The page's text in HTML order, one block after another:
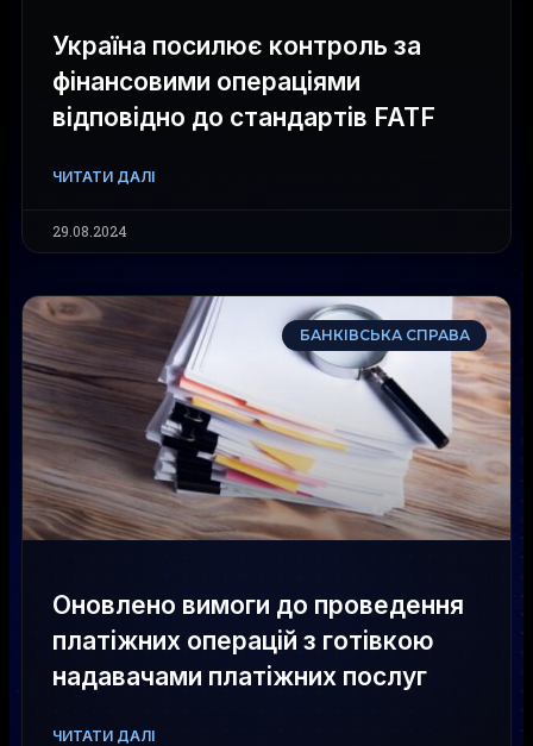
Україна посилює контроль за
фінансовими операціями
відповідно до стандартів FATF
ЧИТАТИ ДАЛІ
29.08.2024
БАНКІВСЬКА СПРАВА
Оновлено вимоги до проведення
платіжних операцій з готівкою
надавачами платіжних послуг
ЧИТАТИ ДАЛІ